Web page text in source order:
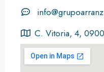
C. Vitoria, 4,